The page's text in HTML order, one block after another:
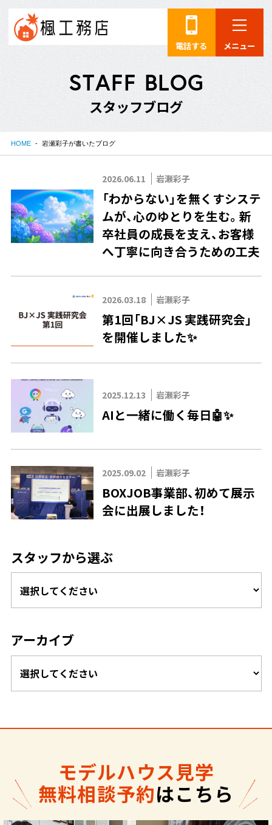
電話する メニュー
STAFF BLOG
スタッフブログ
HOME 岩瀬彩子が書いたブログ
2026.06.11 岩瀬彩子
「わからない」を無くすシステ
ムが、心のゆとりを生む。新
卒社員の成長を支え、お客様
へ丁寧に向き合うための工夫
2026.03.18 岩瀬彩子
第1回「BJ×JS 実践研究会」
を開催しました✨
2025.12.13 岩瀬彩子
AIと一緒に働く毎日🤖✨
2025.09.02 岩瀬彩子
BOXJOB事業部、初めて展示
会に出展しました！
スタッフから選ぶ
アーカイブ
モデルハウス見学
無料相談予約はこちら